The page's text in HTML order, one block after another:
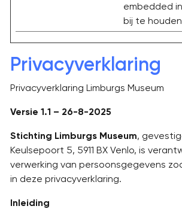
embedded
bij te
Privacyverklaring
Privacyverklaring Limburgs Museum
Versie 1.1 – 26-8-2025
Stichting Limburgs Museum,
Keulsepoort 5, 5911 BX Venlo, is
verwerking van persoonsgegevens
in deze privacyverklaring.
Inleiding